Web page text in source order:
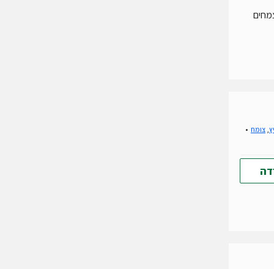
,צומח